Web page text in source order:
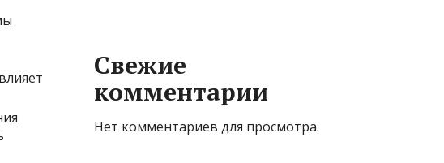
Свежие
комментарии
Нет комментариев для просмотра.